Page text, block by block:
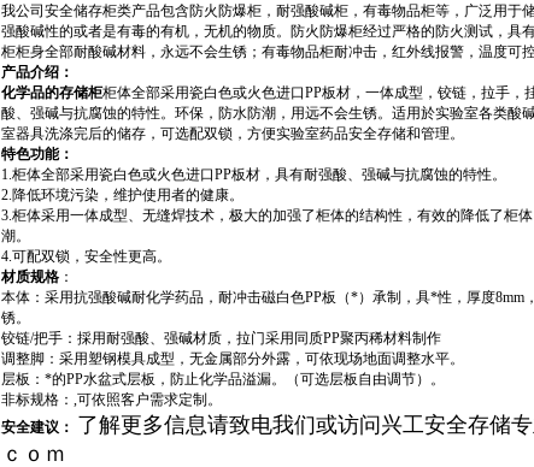
我公司安全储存柜类产品包含防火防爆柜，耐强酸碱柜，有毒物品柜等，广泛用于
强酸碱性的或者是有毒的有机，无机的物质。防火防爆柜经过严格的防火测试，具
柜柜身全部耐酸碱材料，永远不会生锈；有毒物品柜耐冲击，红外线报警，温度可
产品介绍：
化学品的存储柜柜体全部采用瓷白色或火色进口PP板材，一体成型，铰链，拉手，
酸、强碱与抗腐蚀的特性。环保，防水防潮，用远不会生锈。适用於实验室各类酸
室器具洗涤完后的储存， 可选配双锁，方便实验室药品安全存储和管理。
特色功能：
1.柜体全部采用瓷白色或火色进口PP板材，具有耐强酸、强碱与抗腐蚀的特性。
2.降低环境污染，维护使用者的健康。
3.柜体采用一体成型、无缝焊技术，极大的加强了柜体的结构性，有效的降低了柜
潮。
4.可配双锁，安全性更高。
材质规格：
本体：采用抗强酸碱耐化学药品，耐冲击磁白色PP板（*）承制，具*性，厚度
锈。
铰链/把手：採用耐强酸、强碱材质，拉门采用同质PP聚丙稀材料制作
调整脚：采用塑钢模具成型，无金属部分外露，可依现场地面调整水平。
层板：*的PP水盆式层板，防止化学品溢漏。（可选层板自由调节） 。
非标规格：,可依照客户需求定制。
安全建议： 了解更多信息请致电我们或访问兴工安全存储
ｃｏｍ